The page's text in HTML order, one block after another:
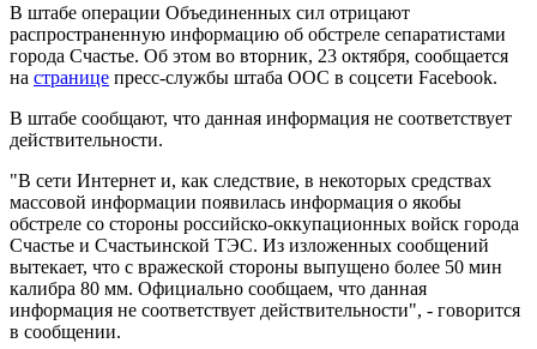
В штабе операции Объединенных сил отрицают
распространенную информацию об обстреле сепаратистами
города Счастье. Об этом во вторник, 23 октября, сообщается
на странице пресс-службы штаба ООС в соцсети Facebook.
В штабе сообщают, что данная информация не соответствует
действительности.
"В сети Интернет и, как следствие, в некоторых средствах
массовой информации появилась информация о якобы
обстреле со стороны российско-оккупационных войск города
Счастье и Счастьинской ТЭС. Из изложенных сообщений
вытекает, что с вражеской стороны выпущено более 50 мин
калибра 80 мм. Официально сообщаем, что данная
информация не соответствует действительности", - говорится
в сообщении.